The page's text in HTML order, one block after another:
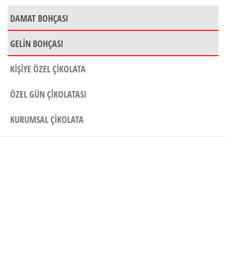
DAMAT BOHÇASI
GELIN BOHÇASI
KIŞIYE ÖZEL ÇIKOLATA
ÖZEL GÜN ÇIKOLATASI
KURUMSAL ÇIKOLATA